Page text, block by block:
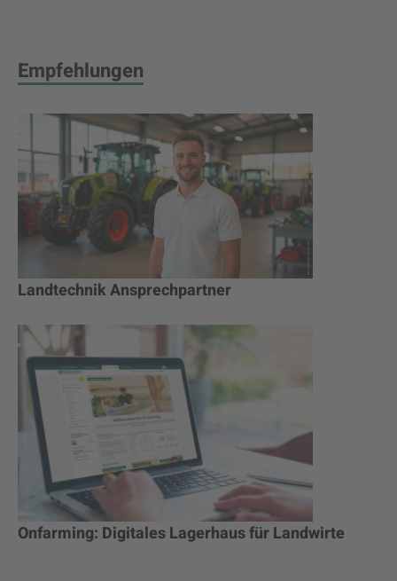
Empfehlungen
Landtechnik Ansprechpartner
Onfarming: Digitales Lagerhaus für Landwirte